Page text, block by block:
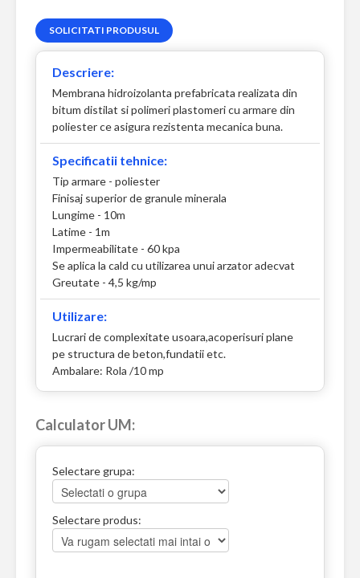
SOLICITATI PRODUSUL
Descriere:
Membrana hidroizolanta prefabricata realizata din
bitum distilat si polimeri plastomeri cu armare din
poliester ce asigura rezistenta mecanica buna.
Specificatii tehnice:
Tip armare - poliester
Finisaj superior de granule minerala
Lungime - 10m
Latime - 1m
Impermeabilitate - 60 kpa
Se aplica la cald cu utilizarea unui arzator adecvat
Greutate - 4,5 kg/mp
Utilizare:
Lucrari de complexitate usoara,acoperisuri plane
pe structura de beton,fundatii etc.
Ambalare: Rola /10 mp
Calculator UM:
Selectare grupa:
Selectare produs: